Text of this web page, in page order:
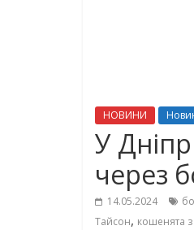
НОВИНИ
У
через
14.05.2024
Тайсон, кошенята